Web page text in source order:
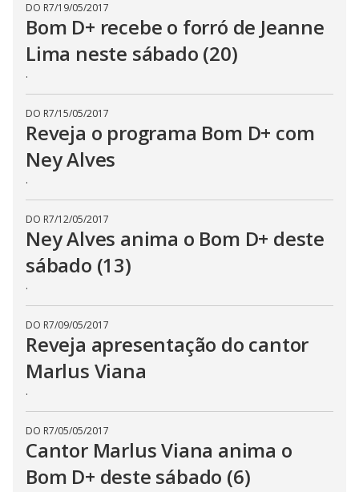
DO R7/19/05/2017
Bom D+ recebe o forró de Jeanne
Lima neste sábado (20)
.
DO R7/15/05/2017
Reveja o programa Bom D+ com
Ney Alves
.
DO R7/12/05/2017
Ney Alves anima o Bom D+ deste
sábado (13)
.
DO R7/09/05/2017
Reveja apresentação do cantor
Marlus Viana
.
DO R7/05/05/2017
Cantor Marlus Viana anima o
Bom D+ deste sábado (6)